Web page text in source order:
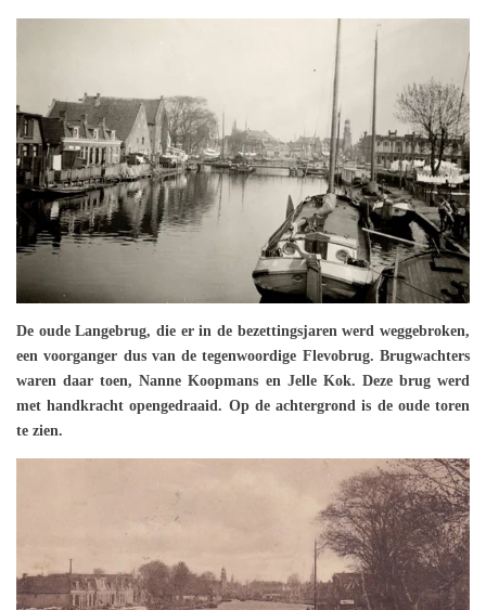
De oude Langebrug, die er in de bezettingsjaren werd weggebroken,
een voorganger dus van de tegenwoordige Flevobrug. Brugwachters
waren daar toen, Nanne Koopmans en Jelle Kok. Deze brug werd
met handkracht opengedraaid. Op de achtergrond is de oude toren
te zien.